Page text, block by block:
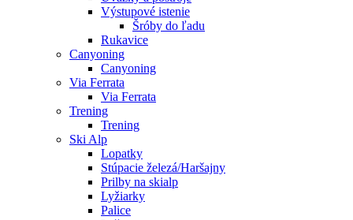
Výstupové istenie
Šróby do ľadu
Rukavice
Canyoning
Canyoning
Via Ferrata
Via Ferrata
Trening
Trening
Ski Alp
Lopatky
Stúpacie železá/Haršajny
Prilby na skialp
Lyžiarky
Palice